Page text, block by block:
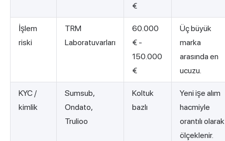
€
İşlem
riski
TRM
Laboratuvarları
60.000
€ -
150.000
€
Üç büyük
marka
arasında en
ucuzu.
KYC /
kimlik
Sumsub,
Ondato,
Trulioo
Koltuk
bazlı
Yeni işe alım
hacmiyle
orantılı olarak
ölçeklenir.